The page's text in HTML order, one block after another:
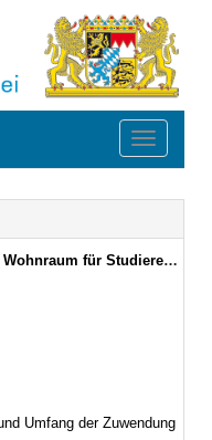
Toggle
für Studierende
Umfang der Zuwendung